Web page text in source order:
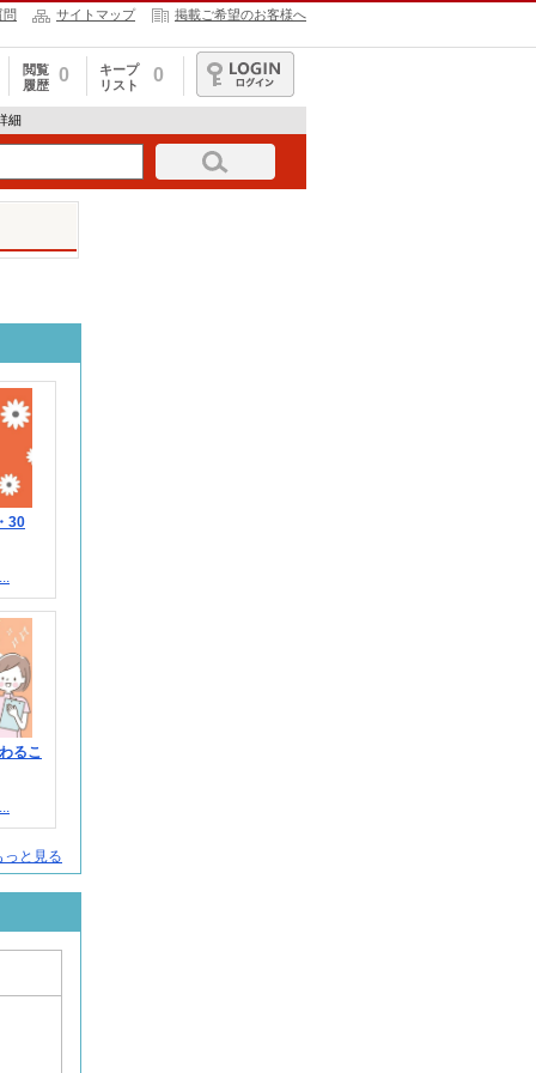
問 サイトマップ 掲載ご希望のお客様へ
閲覧
履歴
0
キープ
リスト
0
ログイン
細
30
るこ
と見る